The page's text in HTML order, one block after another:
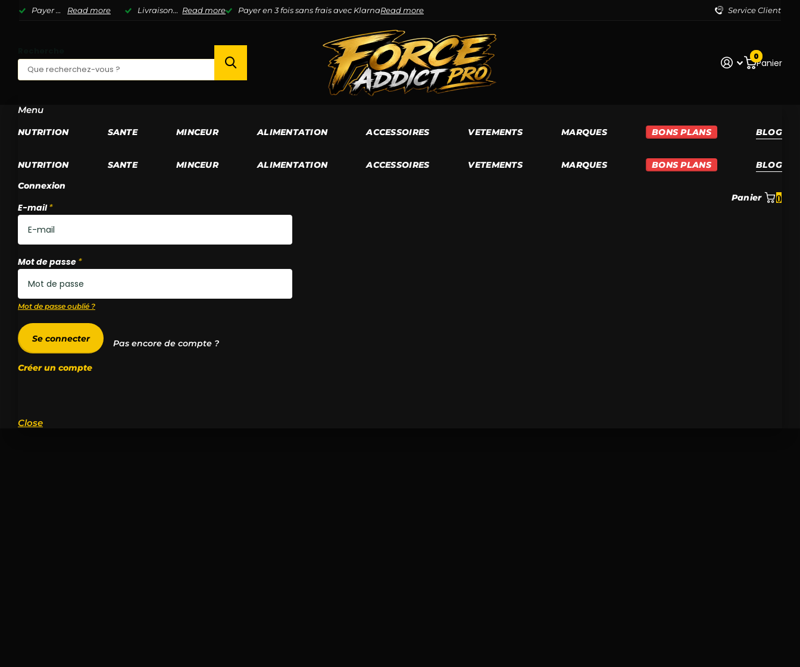
Payer en 3 fois sans frais avec Klarna Read more Livraison Offerte D�s 70? en Point Relais* Read more Payer en 3 fois sans frais avec KlarnaRead more Service Client
Panier
0
Menu
NUTRITION SANTE MINCEUR ALIMENTATION ACCESSOIRES VETEMENTS MARQUES BONS PLANS BLOG
NUTRITION SANTE MINCEUR ALIMENTATION ACCESSOIRES VETEMENTS MARQUES BONS PLANS
BLOG
Connexion
E-mail *
Mot de passe *
Mot de passe oublié ?
Se connecter Pas encore de compte ?
Créer un compte
Panier 0
Close